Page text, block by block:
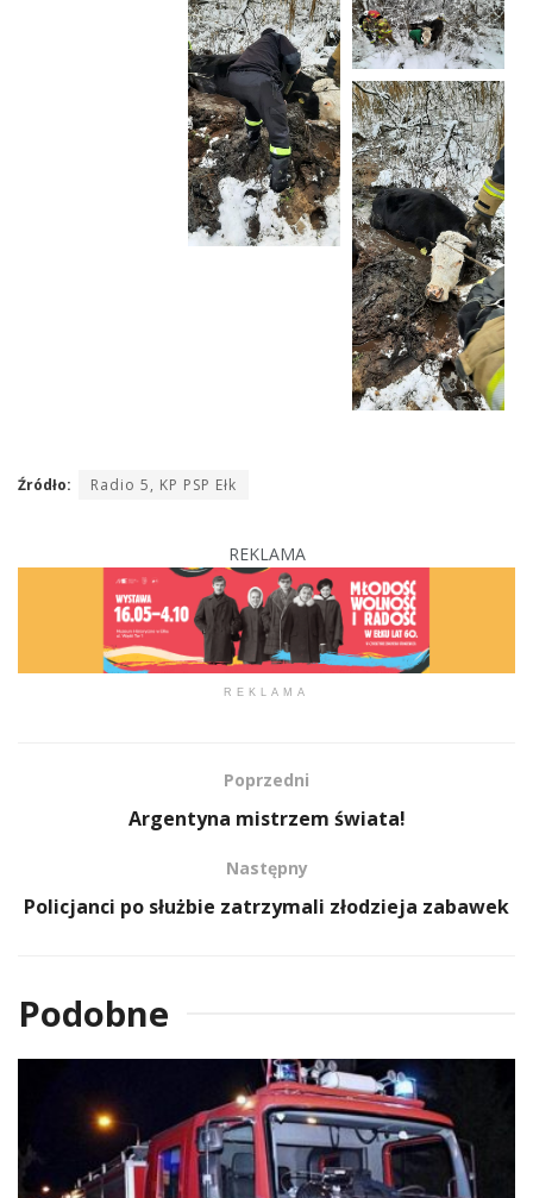
Źródło: Radio 5, KP PSP Ełk
REKLAMA
REKLAMA
Poprzedni
Argentyna mistrzem świata!
Następny
Policjanci po służbie zatrzymali złodzieja zabawek
Podobne